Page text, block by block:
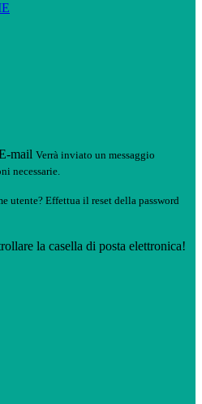
mail Verrà inviato un messaggio
necessarie.
utente? Effettua il reset della password
la casella di posta elettronica!